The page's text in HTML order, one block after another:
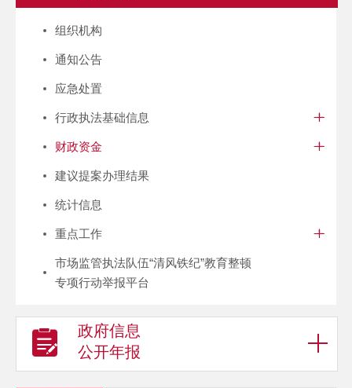
组织机构
通知公告
应急处置
行政执法基础信息
财政资金
建议提案办理结果
统计信息
重点工作
市场监管执法队伍“清风铁纪”教育整顿
专项行动举报平台
政府信息
公开年报